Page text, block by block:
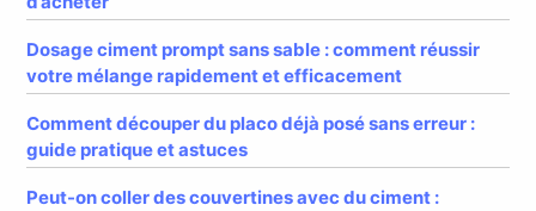
Dosage ciment prompt sans sable : comment réussir
votre mélange rapidement et efficacement
Comment découper du placo déjà posé sans erreur :
guide pratique et astuces
Peut-on coller des couvertines avec du ciment :